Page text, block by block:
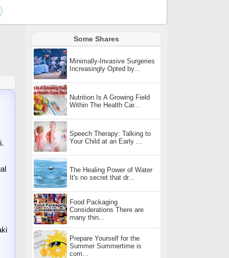
Some Shares
Minimally-Invasive Surgeries
Increasingly Opted by...
Nutrition Is A Growing Field
Within The Health Car...
Speech Therapy: Talking to
Your Child at an Early ...
The Healing Power of Water
It's no secret that dr...
Food Packaging
Considerations There are
many thin...
Prepare Yourself for the
Summer Summertime is
com...